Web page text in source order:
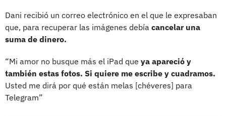
Dani recibió un correo electrónico en el que le expresaban
que, para recuperar las imágenes debía cancelar una
suma de dinero.
“Mi amor no busque más el iPad que ya apareció y
también estas fotos. Si quiere me escribe y cuadramos.
Usted me dirá por qué están melas [chéveres] para
Telegram”